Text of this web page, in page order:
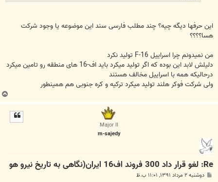
این حرفها دیگه چیه؟ چند مطلب فارسی سند این موضوعه یا وجود شرکت
هسا؟؟؟؟
من نمیدونم چرا اسراییل F-16 تولید نکرد
دلیلش لابد این بوده که اگر تولید میکرد باید اف-16 های منطقه رو تامین میکرد
درحالیکه همه با اسراییل مخالف هستند
ولی شرکت فوکر هلند تولید میکرد ترکیه و کره جنوبی هم همینطور
ب
ا
Major II
m-sajedy
Re: لغو قرار داد 300 فروند اف16 ایران(نگاهی به تاریخ نیرو هو
پ دوشنبه ۲ مرداد ۱۳۹۱, ۱۱:۰۱ ب.ظ